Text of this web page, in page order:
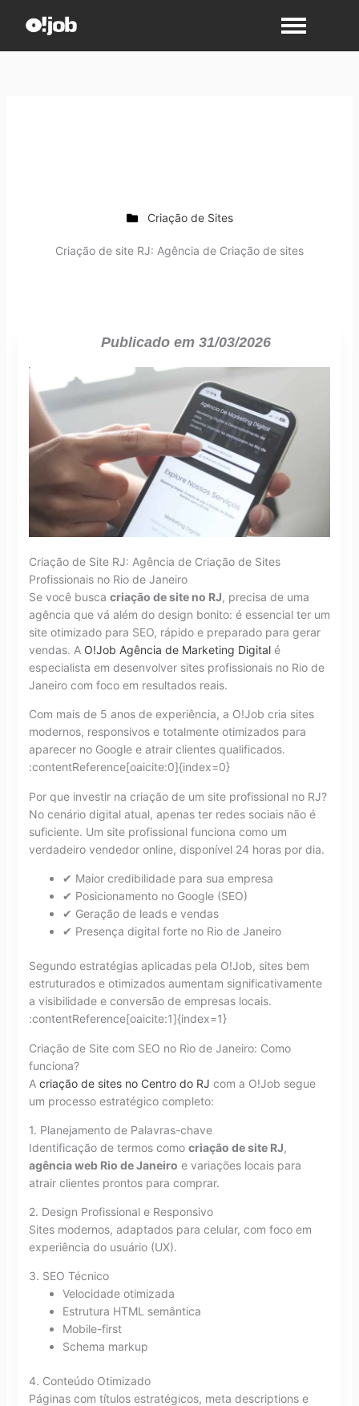
Criação de Sites
Criação de site RJ: Agência de Criação de sites
Publicado em 31/03/2026
Criação de Site RJ: Agência de Criação de Sites
Profissionais no Rio de Janeiro
Se você busca criação de site no RJ, precisa de uma
agência que vá além do design bonito: é essencial ter um
site otimizado para SEO, rápido e preparado para gerar
vendas. A O!Job Agência de Marketing Digitalé
especialista em desenvolver sites profissionais no Rio de
Janeiro com foco em resultados reais.
Com mais de 5 anos de experiência, a O!Job cria sites
modernos, responsivos e totalmente otimizados para
aparecer no Google e atrair clientes qualificados.
:contentReference[oaicite:0]{index=0}
Por que investir na criação de um site profissional no RJ?
No cenário digital atual, apenas ter redes sociais não é
suficiente. Um site profissional funciona como um
verdadeiro vendedor online, disponível 24 horas por dia.
✔ Maior credibilidade para sua empresa
✔ Posicionamento no Google (SEO)
✔ Geração de leads e vendas
✔ Presença digital forte no Rio de Janeiro
Segundo estratégias aplicadas pela O!Job, sites bem
estruturados e otimizados aumentam significativamente
a visibilidade e conversão de empresas locais.
:contentReference[oaicite:1]{index=1}
Criação de Site com SEO no Rio de Janeiro: Como
funciona?
A criação de sites no Centro do RJ com a O!Job segue
um processo estratégico completo:
1. Planejamento de Palavras-chave
Identificação de termos como criação de site RJ,
agência web Rio de Janeiro e variações locais para
atrair clientes prontos para comprar.
2. Design Profissional e Responsivo
Sites modernos, adaptados para celular, com foco em
experiência do usuário (UX).
3. SEO Técnico
Velocidade otimizada
Estrutura HTML semântica
Mobile-first
Schema markup
4. Conteúdo Otimizado
Páginas com títulos estratégicos, meta descriptions e